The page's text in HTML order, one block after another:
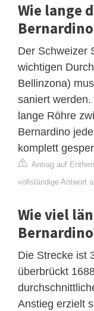
Wie lange
Der Schweizer
wichtigen
Bellinzona)
saniert
lange Röhre
Bernardino
komplett
Antrag auf
vollständige Antwort
Wie viel
Die Strecke ist
überbrückt
Anstieg erzielt